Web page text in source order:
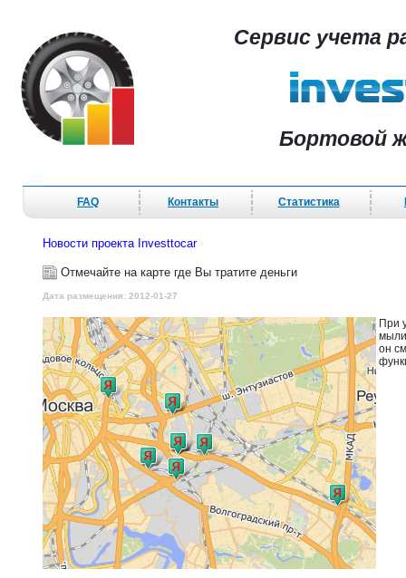
Сервис учета
Бортовой
FAQ Контакты Статистика
Новости проекта Investtocar
Отмечайте на карте где Вы тратите деньги
Дата размещения: 2012-01-27
При
мыли
он